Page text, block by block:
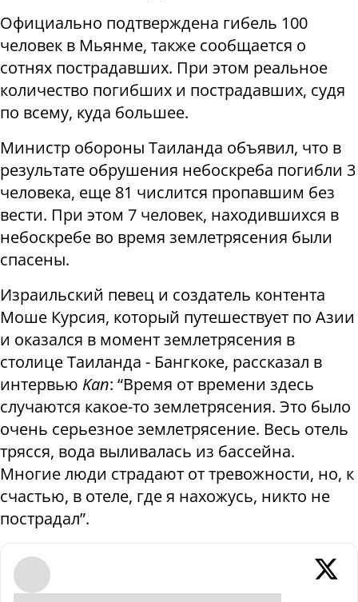
Официально подтверждена гибель 100
человек в Мьянме, также сообщается о
сотнях пострадавших. При этом реальное
количество погибших и пострадавших, судя
по всему, куда большее.
Министр обороны Таиланда объявил, что в
результате обрушения небоскреба погибли 3
человека, еще 81 числится пропавшим без
вести. При этом 7 человек, находившихся в
небоскребе во время землетрясения были
спасены.
Израильский певец и создатель контента
Моше Курсия, который путешествует по Азии
и оказался в момент землетрясения в
столице Таиланда - Бангкоке, рассказал в
интервью Kan: “Время от времени здесь
случаются какое-то землетрясения. Это было
очень серьезное землетрясение. Весь отель
трясся, вода выливалась из бассейна.
Многие люди страдают от тревожности, но, к
счастью, в отеле, где я нахожусь, никто не
пострадал”.